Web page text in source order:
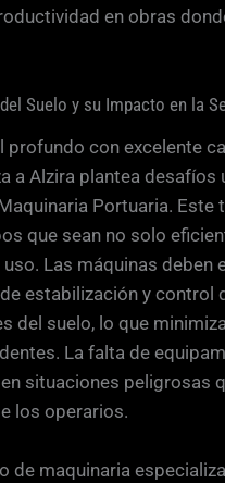
en obras
Suelo y su Impacto en la
profundo con excelente
a Alzira plantea desafíos
Portuaria. Este
que sean no solo
Las máquinas deben
estabilización y control
del suelo, lo que
La falta de
situaciones peligrosas
los operarios.
de maquinaria